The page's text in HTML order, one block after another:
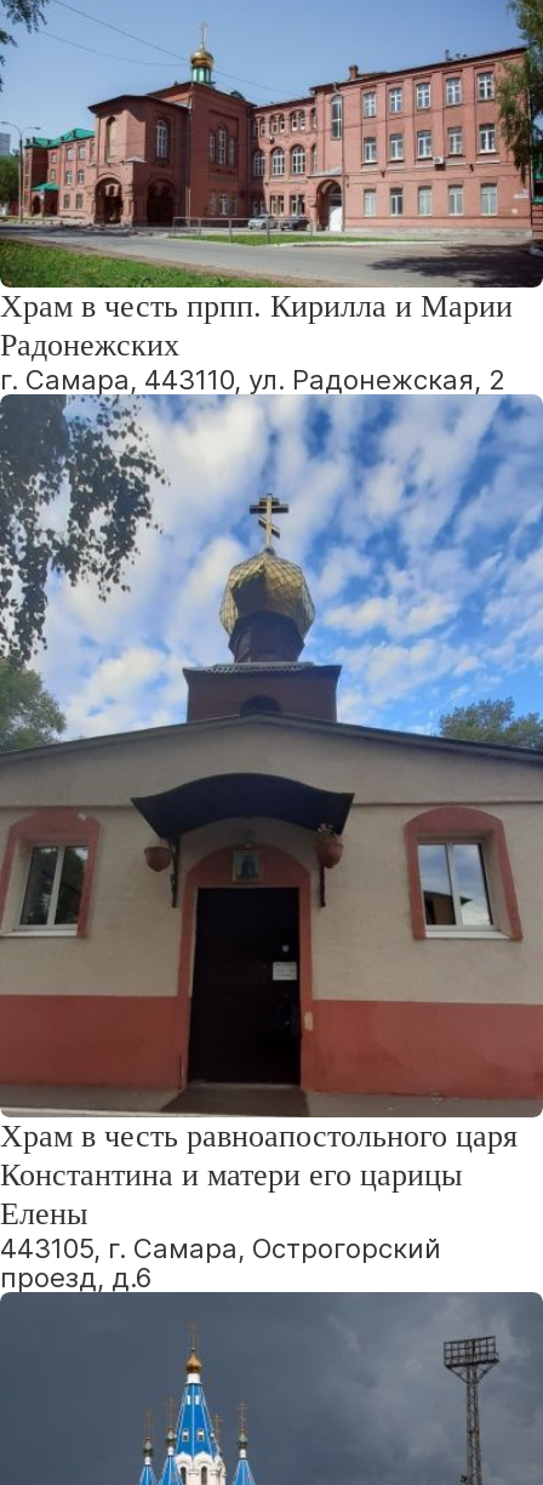
Храм в честь прпп. Кирилла и Марии
Радонежских
г. Самара, 443110, ул. Радонежская, 2
Храм в честь равноапостольного царя
Константина и матери его царицы
Елены
443105, г. Самара, Острогорский
проезд, д.6